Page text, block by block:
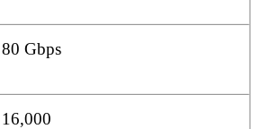
80 Gbps
16,000